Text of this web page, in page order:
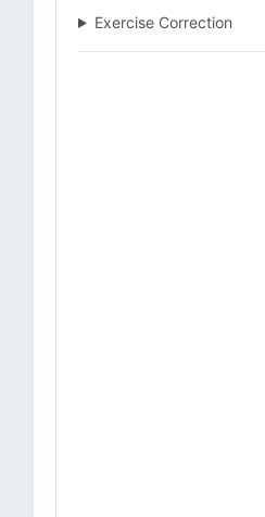
Exercise Correction